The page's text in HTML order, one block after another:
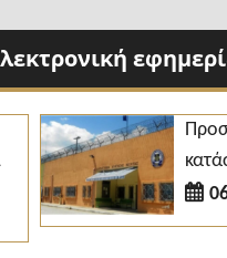
κατάστημα
06/08/